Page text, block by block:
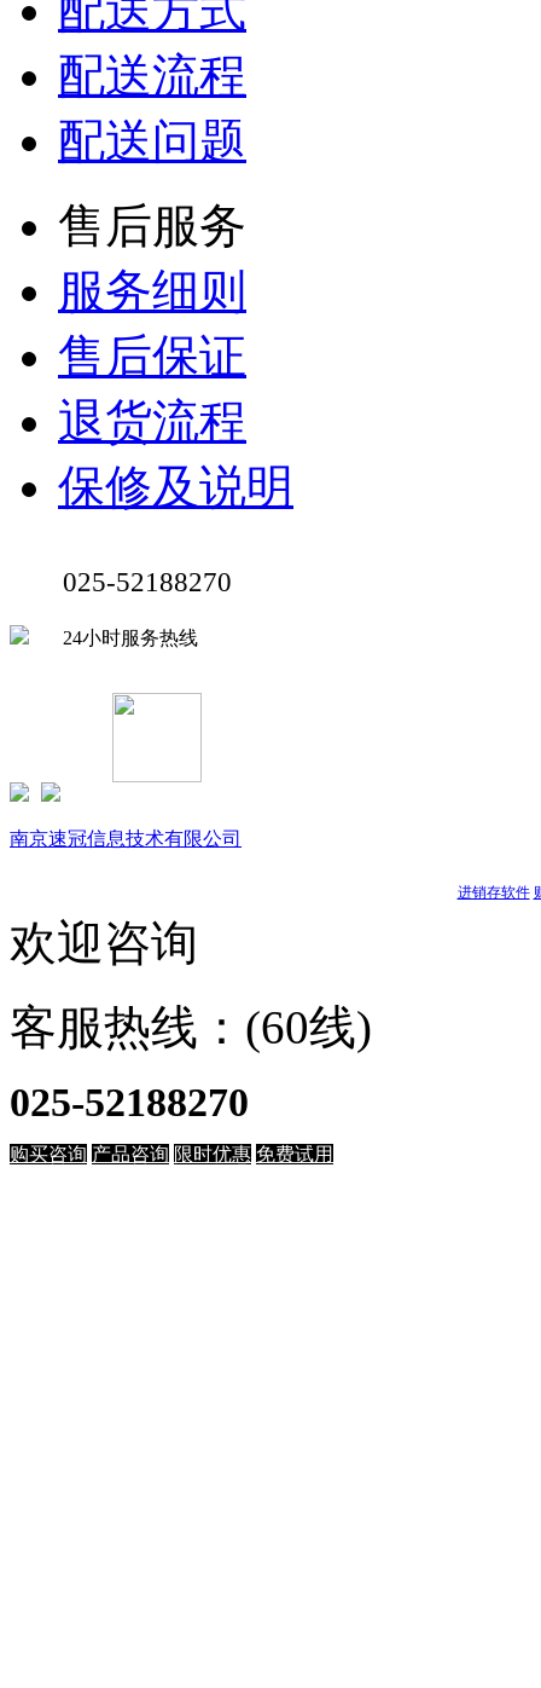
配送流程
配送问题
售后服务
服务细则
售后保证
退货流程
保修及说明
025-52188270
24小时服务热线
南京速冠信息技术有限公司
进销存软件
欢迎咨询
客服热线：(60线)
025-52188270
购买咨询 产品咨询 限时优惠 免费试用